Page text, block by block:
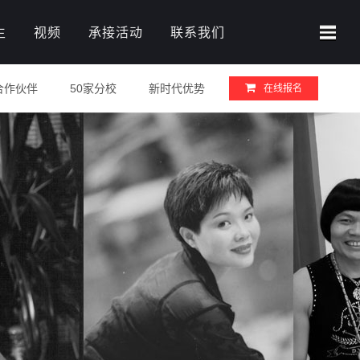
视频 承接活动 联系我们
作伙伴 50家分校 新时代优势 在线报名